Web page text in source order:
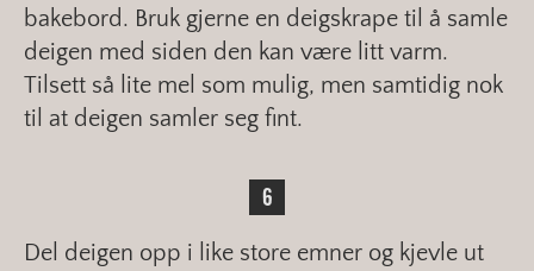
bakebord. Bruk gjerne en deigskrape til å samle
deigen med siden den kan være litt varm.
Tilsett så lite mel som mulig, men samtidig nok
til at deigen samler seg fint.
Del deigen opp i like store emner og kjevle ut